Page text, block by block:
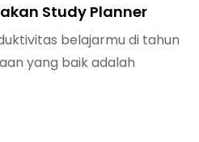
Study Planner
belajarmu di tahun
yang baik adalah